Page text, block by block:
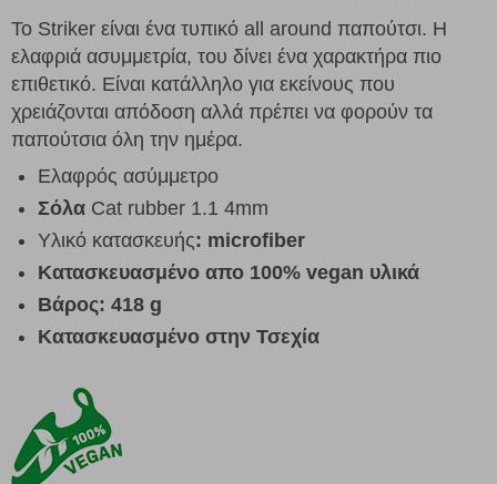
Το Striker είναι ένα τυπικό all around παπούτσι. Η
ελαφριά ασυμμετρία, του δίνει ένα χαρακτήρα πιο
επιθετικό. Είναι κατάλληλο για εκείνους που
χρειάζονται απόδοση αλλά πρέπει να φορούν τα
παπούτσια όλη την ημέρα.
Ελαφρός ασύμμετρο
Σόλα Cat rubber 1.1 4mm
Υλικό κατασκευής: microfiber
Κατασκευασμένο απο 100% vegan υλικά
Βάρος: 418 g
Κατασκευασμένο στην Τσεχία